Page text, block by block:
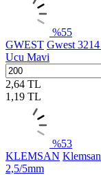
%55
GWEST Gwest
Ucu Mavi
2,64 TL
1,19 TL
%53
KLEMSAN
2,5/5mm